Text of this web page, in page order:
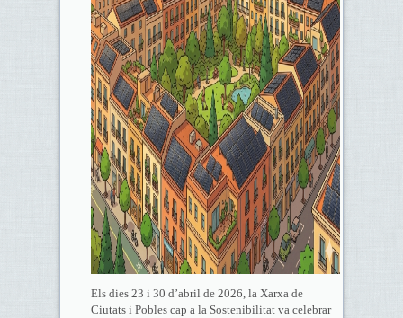
Els dies 23 i 30 d’abril de 2026, la Xarxa de
Ciutats i Pobles cap a la Sostenibilitat va celebrar